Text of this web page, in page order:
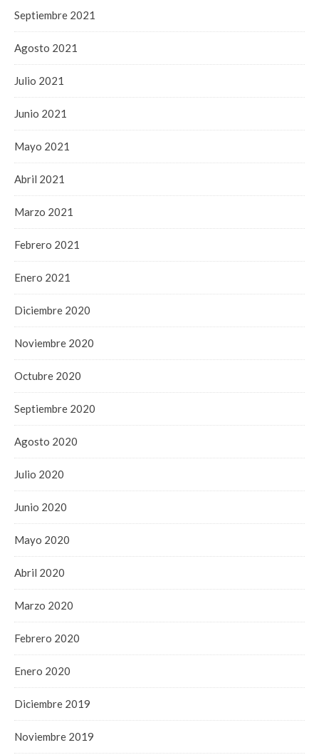
Septiembre 2021
Agosto 2021
Julio 2021
Junio 2021
Mayo 2021
Abril 2021
Marzo 2021
Febrero 2021
Enero 2021
Diciembre 2020
Noviembre 2020
Octubre 2020
Septiembre 2020
Agosto 2020
Julio 2020
Junio 2020
Mayo 2020
Abril 2020
Marzo 2020
Febrero 2020
Enero 2020
Diciembre 2019
Noviembre 2019